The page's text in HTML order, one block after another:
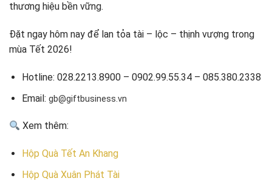
thương hiệu bền vững.
Đặt ngay hôm nay để lan tỏa tài – lộc – thịnh vượng trong
mùa Tết 2026!
Hotline: 028.2213.8900 – 0902.99.55.34 – 085.380.2338
Email: gb@giftbusiness.vn
Xem thêm:
Hộp Quà Tết An Khang
Hộp Quà Xuân Phát Tài